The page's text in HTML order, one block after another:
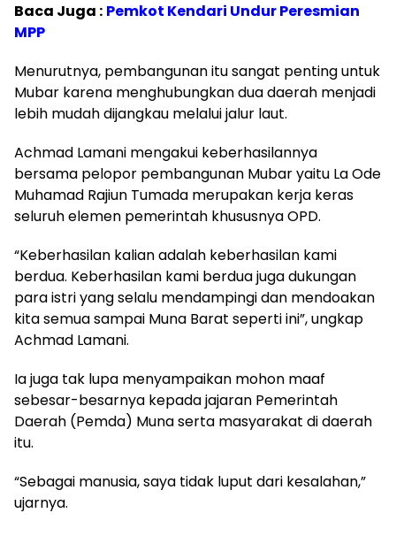
Baca Juga : Pemkot Kendari Undur Peresmian
MPP
Menurutnya, pembangunan itu sangat penting untuk
Mubar karena menghubungkan dua daerah menjadi
lebih mudah dijangkau melalui jalur laut.
Achmad Lamani mengakui keberhasilannya
bersama pelopor pembangunan Mubar yaitu La Ode
Muhamad Rajiun Tumada merupakan kerja keras
seluruh elemen pemerintah khususnya OPD.
“Keberhasilan kalian adalah keberhasilan kami
berdua. Keberhasilan kami berdua juga dukungan
para istri yang selalu mendampingi dan mendoakan
kita semua sampai Muna Barat seperti ini”, ungkap
Achmad Lamani.
Ia juga tak lupa menyampaikan mohon maaf
sebesar-besarnya kepada jajaran Pemerintah
Daerah (Pemda) Muna serta masyarakat di daerah
itu.
“Sebagai manusia, saya tidak luput dari kesalahan,”
ujarnya.